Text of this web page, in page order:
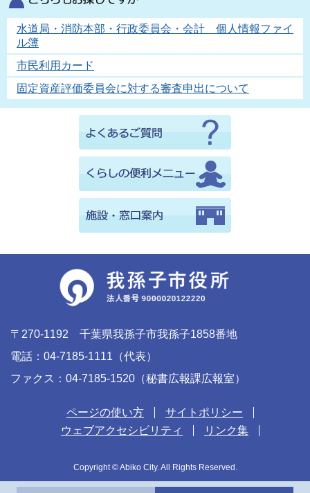
水道局・消防本部・行政委員会・会計 個人情報ファイ
ル簿
市民利用カード
固定資産評価委員会に対する審査申出について
〒270-1192 千葉県我孫子市我孫子1858番地
電話：04-7185-1111（代表）
ファクス：04-7185-1520（秘書広報課広報室）
ページの使い方
サイトポリシー
ウェブアクセシビリティ
リンク集
Copyright © Abiko City. All Rights Reserved.